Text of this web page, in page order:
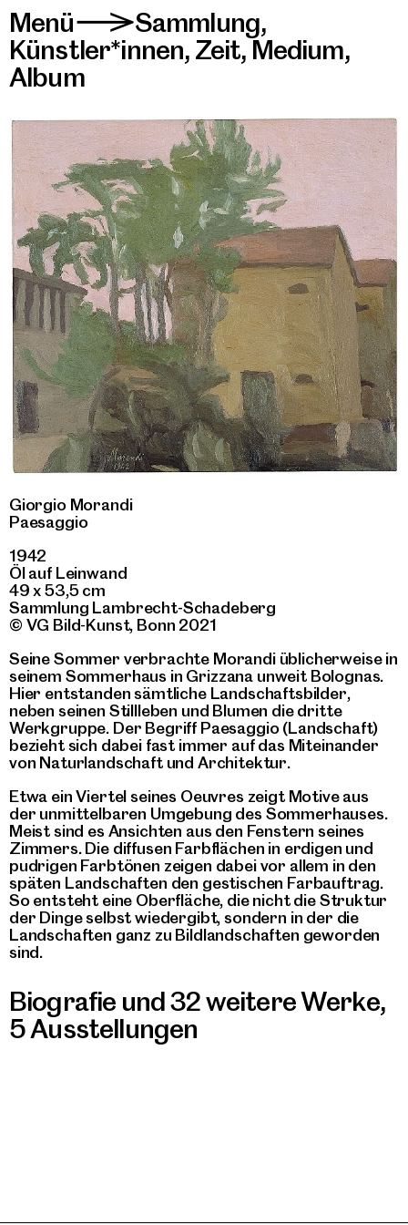
Menü>Sammlung,
Künstler*innen, Zeit, Medium,
Album
Giorgio Morandi
Paesaggio
1942
Öl auf Leinwand
49 x 53,5 cm
Sammlung Lambrecht-Schadeberg
© VG Bild-Kunst, Bonn 2021
Seine Sommer verbrachte Morandi üblicherweise in
seinem Sommerhaus in Grizzana unweit Bolognas.
Hier entstanden sämtliche Landschaftsbilder,
neben seinen Stillleben und Blumen die dritte
Werkgruppe. Der Begriff Paesaggio (Landschaft)
bezieht sich dabei fast immer auf das Miteinander
von Naturlandschaft und Architektur.
Etwa ein Viertel seines Oeuvres zeigt Motive aus
der unmittelbaren Umgebung des Sommerhauses.
Meist sind es Ansichten aus den Fenstern seines
Zimmers. Die diffusen Farbflächen in erdigen und
pudrigen Farbtönen zeigen dabei vor allem in den
späten Landschaften den gestischen Farbauftrag.
So entsteht eine Oberfläche, die nicht die Struktur
der Dinge selbst wiedergibt, sondern in der die
Landschaften ganz zu Bildlandschaften geworden
sind.
Biografie und 32 weitere Werke,
5 Ausstellungen